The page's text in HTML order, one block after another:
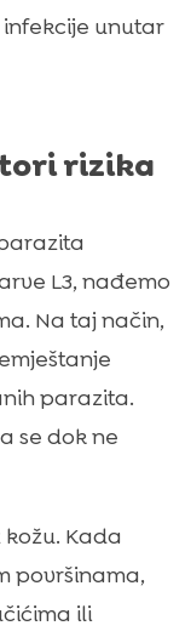
unutar
rizika
L3, nađemo
Na taj način,
parazita.
se dok ne
Kada
površinama,
ili